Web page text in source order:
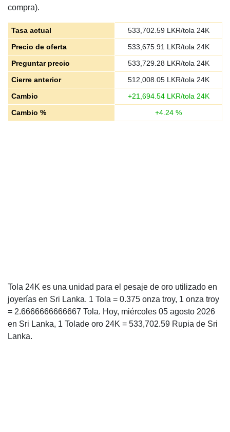
compra).
Tasa actual 533,702.59LKR/tola 24K
Precio de oferta
533,675.91 LKR/tola 24K
Preguntar precio
533,729.28 LKR/tola 24K
Cierre anterior
512,008.05LKR/tola 24K
Cambio
+21,694.54LKR/tola 24K
Cambio %
+4.24 %
Tola 24K es una unidad para el pesaje de oro utilizado en
joyerías en Sri Lanka. 1 Tola = 0.375 onza troy, 1 onza troy
= 2.6666666666667 Tola. Hoy, miércoles 05 agosto 2026
en Sri Lanka, 1 Tolade oro 24K = 533,702.59 Rupia de Sri
Lanka.